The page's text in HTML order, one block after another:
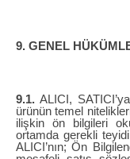
9. GENEL
9.1. ALICI,
ürünün temel
ilişkin ön bilgileri
ortamda gerekli
ALICI’nın; Ön